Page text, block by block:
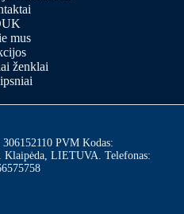
mus
ženklai
PVM Kodas:
Klaipėda, LIETUVA. Telefonas: